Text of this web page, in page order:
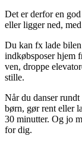
Det er derfor en
eller ligger ned,
Du kan fx lade
indkøbsposer hjem
ven, droppe
stille.
Når du danser
børn, gør rent eller
30 minutter. Og jo
for dig.